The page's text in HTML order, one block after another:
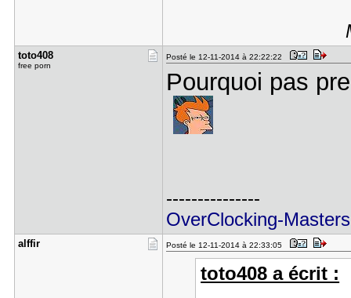
toto408
free porn
Posté le 12-11-2014 à 22:22:22
Pourquoi pas
---------------
OverClocking-Masters
alffir Posté le 12-11-2014 à 22:33:05
toto408 a écrit :